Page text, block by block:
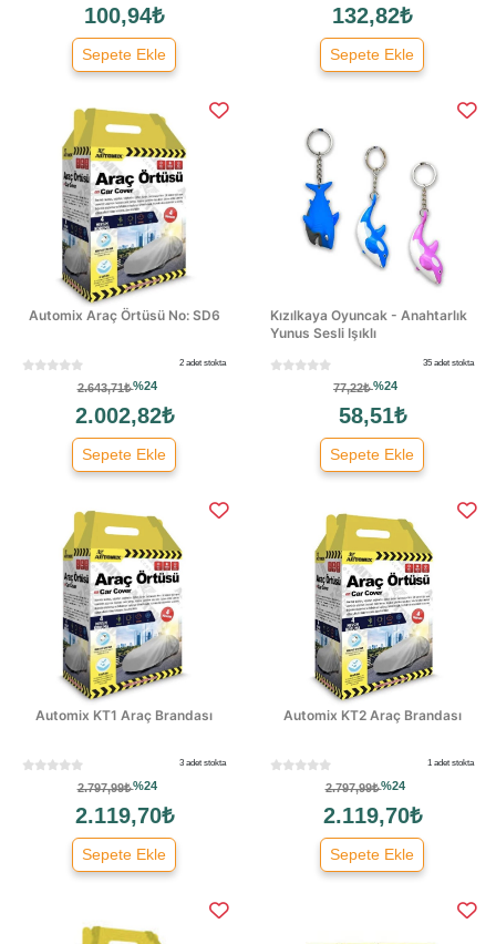
100,94₺
Sepete Ekle
132,82₺
Sepete Ekle
Automix Araç Örtüsü No: SD6
2 adet stokta
2.643,71₺%24
2.002,82₺
Sepete Ekle
Kızılkaya Oyuncak - Anahtarlık
Yunus Sesli Işıklı
35 adet stokta
77,22₺%24
58,51₺
Sepete Ekle
Automix KT1 Araç Brandası
3 adet stokta
2.797,99₺%24
2.119,70₺
Sepete Ekle
Automix KT2 Araç Brandası
1 adet stokta
2.797,99₺%24
2.119,70₺
Sepete Ekle